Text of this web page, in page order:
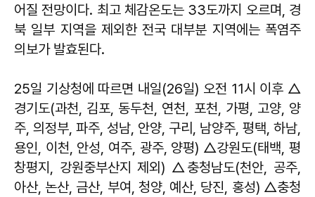
어질 전망이다. 최고 체감온도는 33도까지 오르며, 경
북 일부 지역을 제외한 전국 대부분 지역에는 폭염주
의보가 발효된다.
25일 기상청에 따르면 내일(26일) 오전 11시 이후 △
경기도(과천, 김포, 동두천, 연천, 포천, 가평, 고양, 양
주, 의정부, 파주, 성남, 안양, 구리, 남양주, 평택, 하남,
용인, 이천, 안성, 여주, 광주, 양평) △강원도(태백, 평
창평지, 강원중부산지 제외) △충청남도(천안, 공주,
아산, 논산, 금산, 부여, 청양, 예산, 당진, 홍성) △충청